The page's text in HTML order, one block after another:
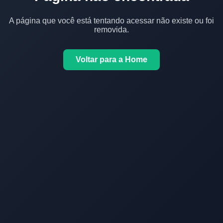
A página que você está tentando acessar não existe ou foi
removida.
Voltar para a Home